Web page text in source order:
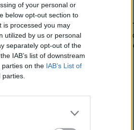
of your personal or
below opt-out section to
is processed you may
utilized by us or personal
separately opt-out of the
IAB’s list of downstream
parties on the IAB’s List of
Sondaj
Ce partid ați vota
parlamentare ar avea
USR
PSD
AUR